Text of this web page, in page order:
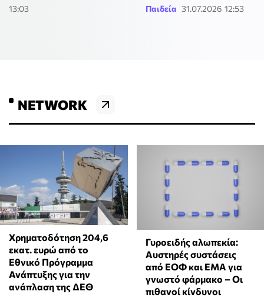
13:03
Παιδεία 31.07.2026 12:53
NETWORK
Χρηματοδότηση 204,6
εκατ. ευρώ από το
Εθνικό Πρόγραμμα
Ανάπτυξης για την
ανάπλαση της ΔΕΘ
Γυροειδής αλωπεκία:
Αυστηρές συστάσεις
από ΕΟΦ και EMA για
γνωστό φάρμακο – Οι
πιθανοί κίνδυνοι